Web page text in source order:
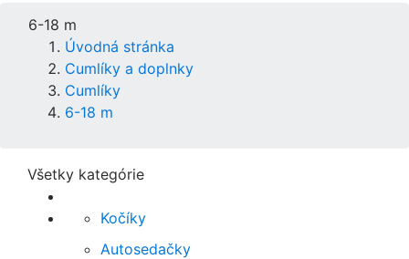
6-18 m
Úvodná stránka
Cumlíky a doplnky
Cumlíky
6-18 m
Všetky kategórie
Kočíky
Autosedačky